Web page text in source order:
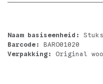
Naam basiseenheid: Stuks
Barcode: BARO01020
Verpakking: Original